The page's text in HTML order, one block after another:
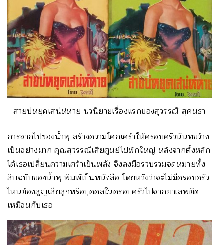
สายบ่หยุดเสน่ห์หาย นวนิยายเรื่องแรกของสุวรรณี สุคนธา
การจากไปของน้ำพุ สร้างความโศกเศร้าให้ครอบครัวนันทขว้าง
เป็นอย่างมาก คุณสุวรรณีเสียศูนย์ไปพักใหญ่ หลังจากตั้งหลัก
ได้เธอเปลี่ยนความเศร้าเป็นพลัง จึงลงมือรวบรวมจดหมายทั้ง
สิบฉบับของน้ำพุ พิมพ์เป็นหนังสือ โดยหวังว่าจะไม่มีครอบครัว
ไหนต้องสูญเสียลูกหรือบุคคลในครอบครัวไปจากยาเสพติด
เหมือนกับเธอ